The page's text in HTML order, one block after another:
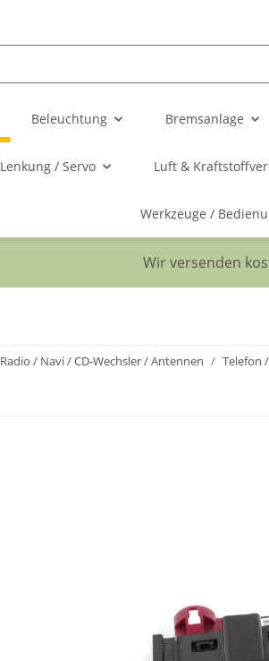
Beleuchtung Bremsanlage
Lenkung / Servo Luft &
Werkzeuge /
Wir versenden
Radio / Navi / CD-Wechsler / Antennen Telefon